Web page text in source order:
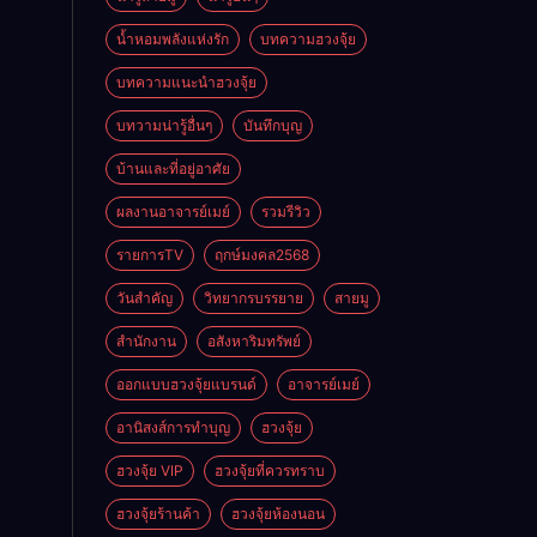
น้ำหอมพลังแห่งรัก บทความฮวงจุ้ย
บทความแนะนำฮวงจุ้ย
บทวามน่ารู้อื่นๆ บันทึกบุญ
บ้านและที่อยู่อาศัย
ผลงานอาจารย์เมย์ รวมรีวิว
รายการTV ฤกษ์มงคล2568
วันสำคัญ วิทยากรบรรยาย สายมู
สำนักงาน อสังหาริมทรัพย์
ออกแบบฮวงจุ้ยแบรนด์ อาจารย์เมย์
อานิสงส์การทำบุญ ฮวงจุ้ย
ฮวงจุ้ย VIP ฮวงจุ้ยที่ควรทราบ
ฮวงจุ้ยร้านค้า ฮวงจุ้ยห้องนอน